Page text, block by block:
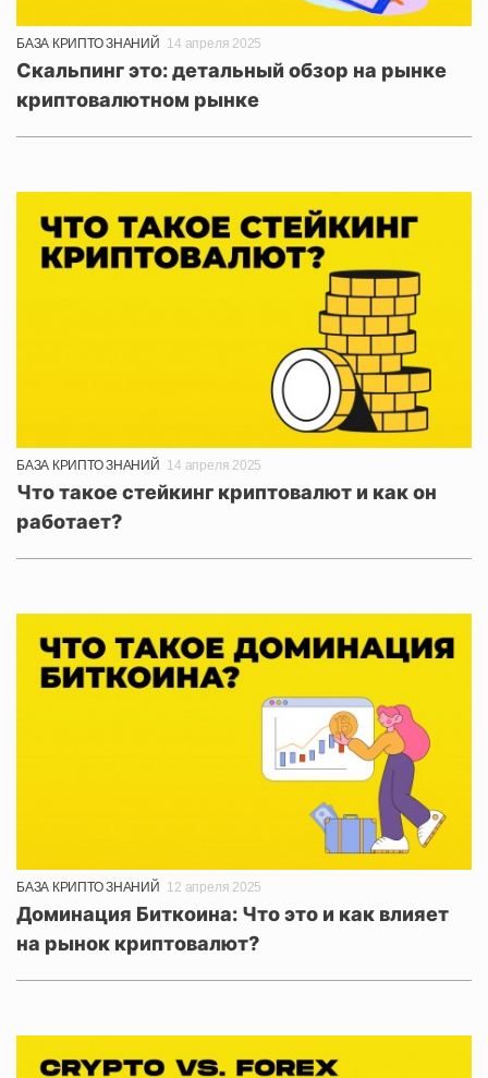
БАЗА КРИПТО ЗНАНИЙ 14 апреля 2025
Скальпинг это: детальный обзор на рынке
криптовалютном рынке
БАЗА КРИПТО ЗНАНИЙ 14 апреля 2025
Что такое стейкинг криптовалют и как он
работает?
БАЗА КРИПТО ЗНАНИЙ 12 апреля 2025
Доминация Биткоина: Что это и как влияет
на рынок криптовалют?